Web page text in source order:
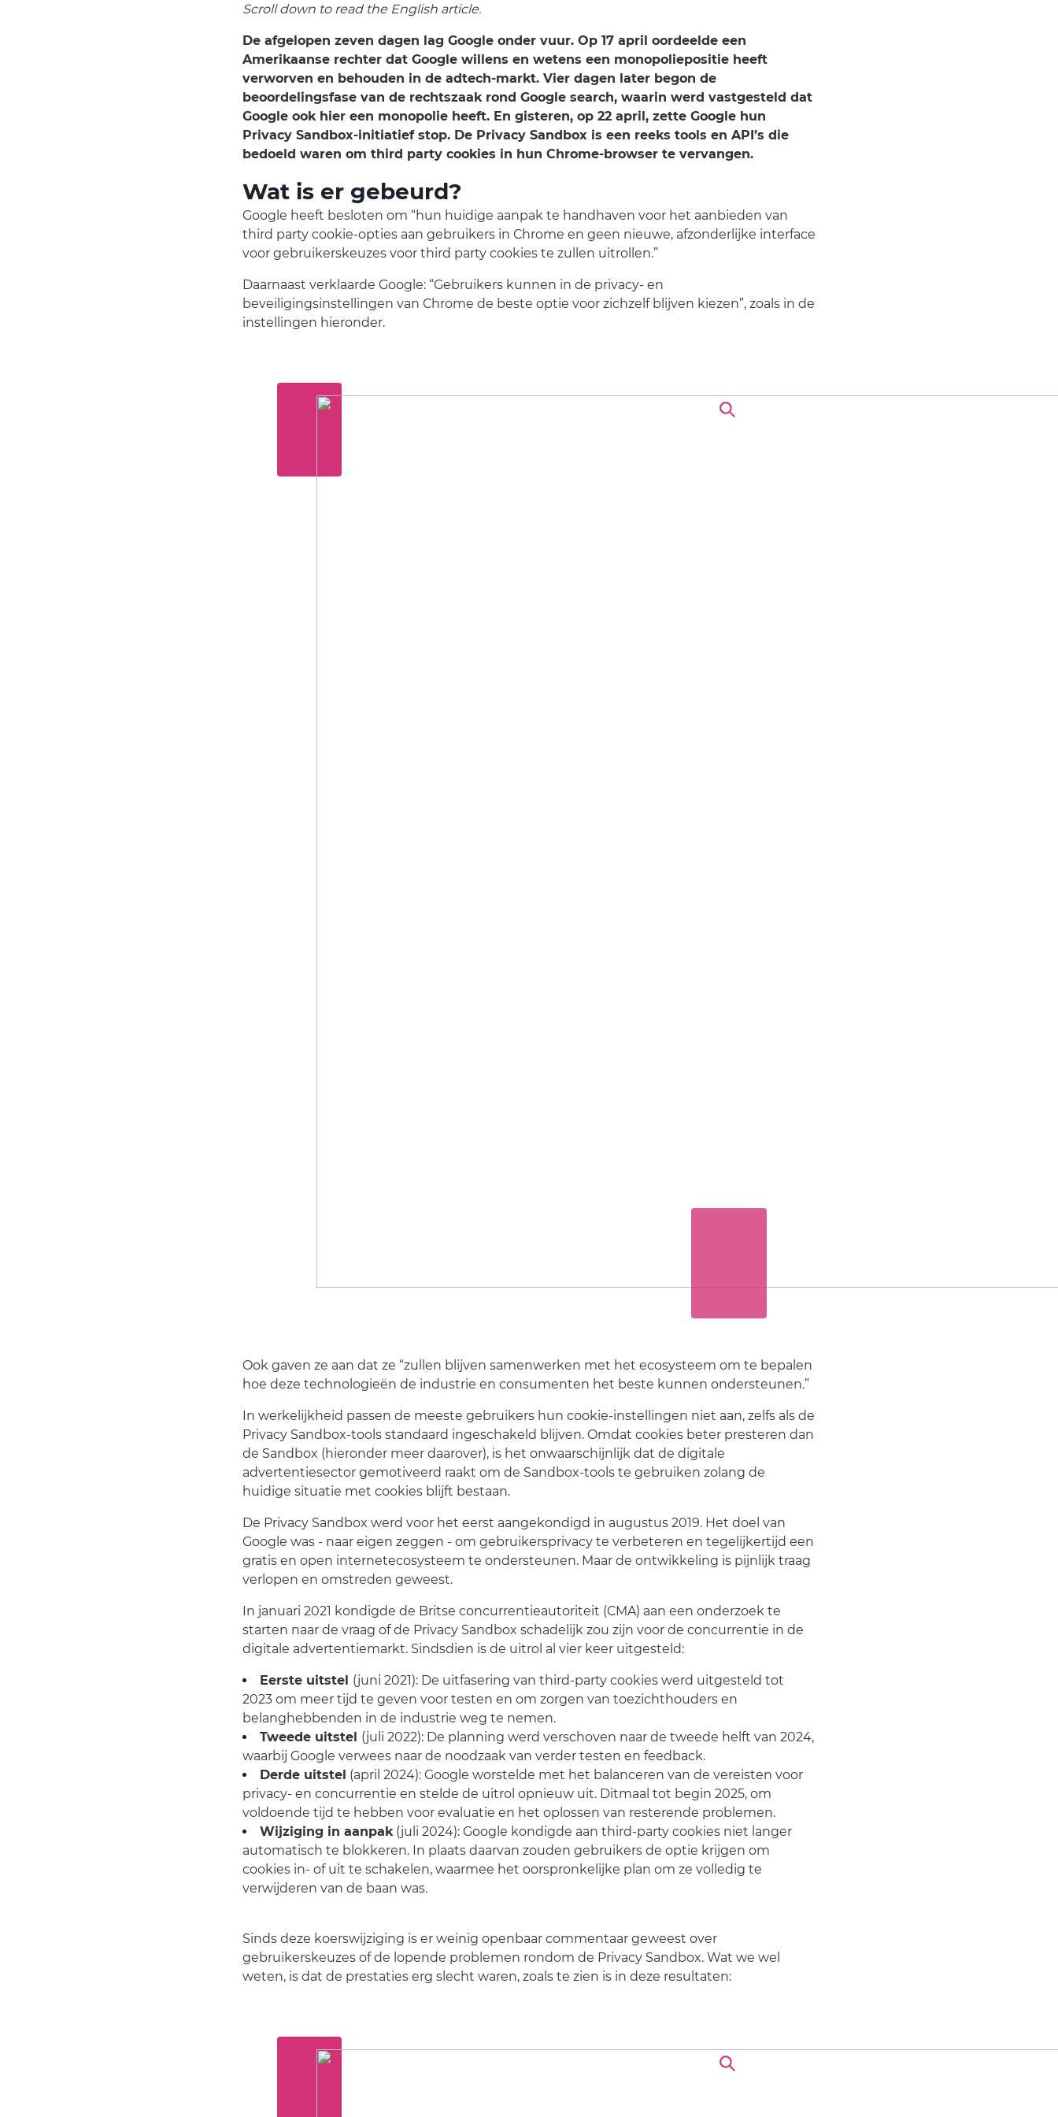
Scroll down to read the English article.
De afgelopen zeven dagen lag Google onder vuur. Op 17 april oordeelde een
Amerikaanse rechter dat Google willens en wetens een monopoliepositie heeft
verworven en behouden in de adtech-markt. Vier dagen later begon de
beoordelingsfase van de rechtszaak rond Google search, waarin werd vastgesteld dat
Google ook hier een monopolie heeft. En gisteren, op 22 april, zette Google hun
Privacy Sandbox-initiatief stop. De Privacy Sandbox is een reeks tools en API’s die
bedoeld waren om third party cookies in hun Chrome-browser te vervangen.
Wat is er gebeurd?
Google heeft besloten om “hun huidige aanpak te handhaven voor het aanbieden van
third party cookie-opties aan gebruikers in Chrome en geen nieuwe, afzonderlijke interface
voor gebruikerskeuzes voor third party cookies te zullen uitrollen.”
Daarnaast verklaarde Google: “Gebruikers kunnen in de privacy- en
beveiligingsinstellingen van Chrome de beste optie voor zichzelf blijven kiezen”, zoals in de
instellingen hieronder.
Ook gaven ze aan dat ze “zullen blijven samenwerken met het ecosysteem om te bepalen
hoe deze technologieën de industrie en consumenten het beste kunnen ondersteunen.”
In werkelijkheid passen de meeste gebruikers hun cookie-instellingen niet aan, zelfs als de
Privacy Sandbox-tools standaard ingeschakeld blijven. Omdat cookies beter presteren dan
de Sandbox (hieronder meer daarover), is het onwaarschijnlijk dat de digitale
advertentiesector gemotiveerd raakt om de Sandbox-tools te gebruiken zolang de
huidige situatie met cookies blijft bestaan.
De Privacy Sandbox werd voor het eerst aangekondigd in augustus 2019. Het doel van
Google was - naar eigen zeggen - om gebruikersprivacy te verbeteren en tegelijkertijd een
gratis en open internetecosysteem te ondersteunen. Maar de ontwikkeling is pijnlijk traag
verlopen en omstreden geweest.
In januari 2021 kondigde de Britse concurrentieautoriteit (CMA) aan een onderzoek te
starten naar de vraag of de Privacy Sandbox schadelijk zou zijn voor de concurrentie in de
digitale advertentiemarkt. Sindsdien is de uitrol al vier keer uitgesteld:
Eerste uitstel (juni 2021): De uitfasering van third-party cookies werd uitgesteld tot
2023 om meer tijd te geven voor testen en om zorgen van toezichthouders en
belanghebbenden in de industrie weg te nemen.
Tweede uitstel (juli 2022): De planning werd verschoven naar de tweede helft van 2024,
waarbij Google verwees naar de noodzaak van verder testen en feedback.
Derde uitstel (april 2024): Google worstelde met het balanceren van de vereisten voor
privacy- en concurrentie en stelde de uitrol opnieuw uit. Ditmaal tot begin 2025, om
voldoende tijd te hebben voor evaluatie en het oplossen van resterende problemen.
Wijziging in aanpak(juli 2024): Google kondigde aan third-party cookies niet langer
automatisch te blokkeren. In plaats daarvan zouden gebruikers de optie krijgen om
cookies in- of uit te schakelen, waarmee het oorspronkelijke plan om ze volledig te
verwijderen van de baan was.
Sinds deze koerswijziging is er weinig openbaar commentaar geweest over
gebruikerskeuzes of de lopende problemen rondom de Privacy Sandbox. Wat we wel
weten, is dat de prestaties erg slecht waren, zoals te zien is in deze resultaten: